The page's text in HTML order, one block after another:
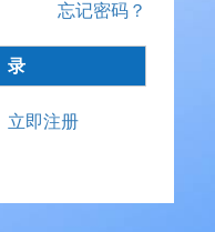
忘记密码？
立即注册